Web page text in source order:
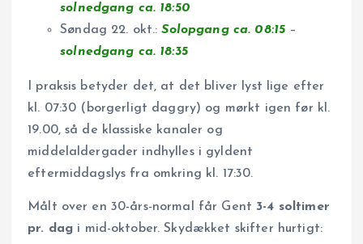
solnedgang ca. 18:50
Søndag 22. okt.:Solopgang ca. 08:15 –
solnedgang ca. 18:35
I praksis betyder det, at det bliver lyst lige efter
kl. 07:30 (borgerligt daggry) og mørkt igen før kl.
19.00, så de klassiske kanaler og
middelaldergader indhylles i gyldent
eftermiddagslys fra omkring kl. 17:30.
Målt over en 30-års-normal får Gent 3-4 soltimer
pr. dag i mid-oktober. Skydækket skifter hurtigt: